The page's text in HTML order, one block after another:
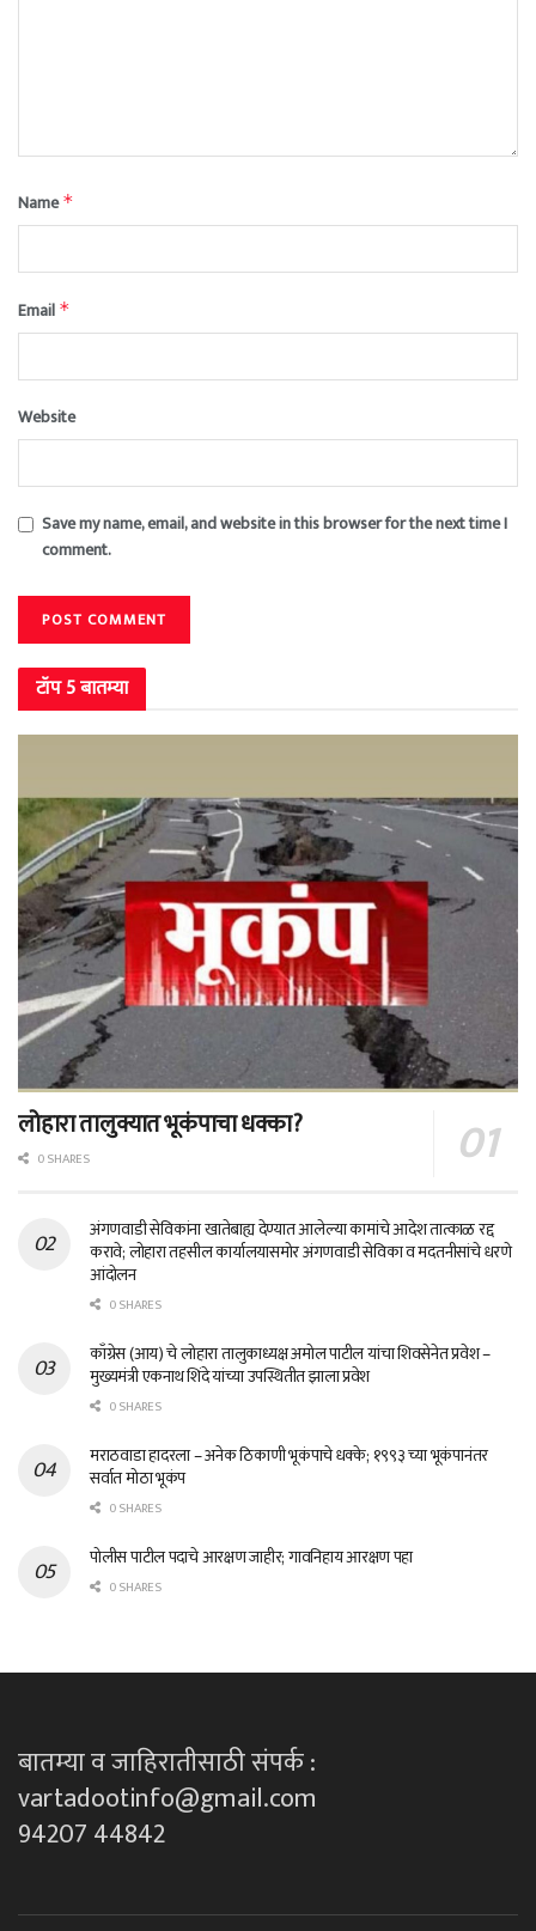
Name*
Email *
Website
Save my name, email, and website in this browser for the next time I
comment.
टॉप 5 बातम्या
लोहारा तालुक्यात भूकंपाचा धक्का?
0 SHARES
अंगणवाडी सेविकांना खातेबाह्य देण्यात आलेल्या कामांचे आदेश तात्काळ रद्द
करावे; लोहारा तहसील कार्यालयासमोर अंगणवाडी सेविका व मदतनीसांचे धरणे
आंदोलन
0 SHARES
काँग्रेस (आय) चे लोहारा तालुकाध्यक्ष अमोल पाटील यांचा शिवसेनेत प्रवेश –
मुख्यमंत्री एकनाथ शिंदे यांच्या उपस्थितीत झाला प्रवेश
0 SHARES
मराठवाडा हादरला – अनेक ठिकाणी भूकंपाचे धक्के; १९९३ च्या भूकंपानंतर
सर्वात मोठा भूकंप
0 SHARES
पोलीस पाटील पदाचे आरक्षण जाहीर; गावनिहाय आरक्षण पहा
0 SHARES
बातम्या व जाहिरातीसाठी संपर्क :
vartadootinfo@gmail.com
94207 44842